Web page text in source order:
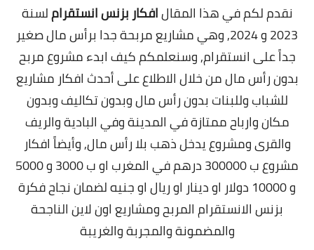
الهاتف
المواقع
زيادة متابعين
العملات المشفرة
الاستثمار
نقدم لكم في هذا المقالافكار بزنس انستقراملسنة
2023 و 2024, وهي مشاريع مربحة جدا برأس مال صغير
جداً على انستقرام, وسنعلمكم كيف ابدء مشروع مربح
بدون رأس مال من خلال الاطلاع على أحدث افكار مشاريع
للشباب وللبنات بدون رأس مال وبدون تكاليف وبدون
مكان وارباح ممتازة في المدينة وفي البادية والريف
والقرى ومشروع يدخل ذهب بلا رأس مال, وأيضاً افكار
مشروع ب 300000 درهم في المغرب او ب 3000 و 5000
و 10000 دولار او دينار او ريال او جنيه لضمان نجاح فكرة
بزنس الانستقرام المربح ومشاريع اون لاين الناجحة
والمضمونة والمجربة والغريبة